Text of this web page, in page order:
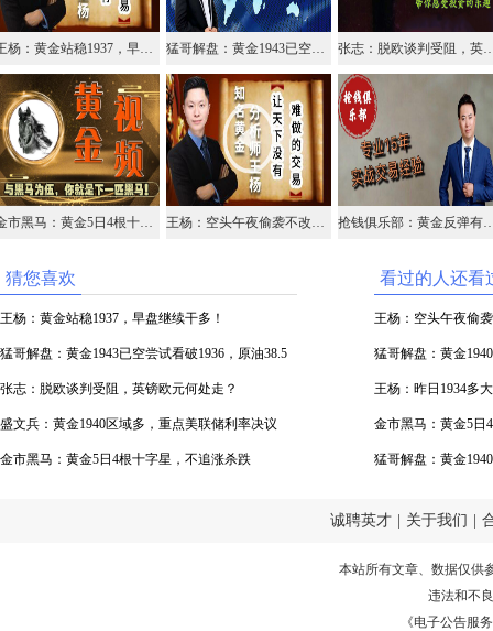
王杨：黄金站稳1937，早盘继续干多！ 猛哥解盘：黄金1943已空尝试看破1936，原油38.5再空 张志：脱欧谈判受阻
金市黑马：黄金5日4根十字星，不追涨杀跌 王杨：空头午夜偷袭不改反弹上行，黄金早盘1940多！ 抢钱俱乐部：黄金反弹有
猜您喜欢
王杨：黄金站稳1937，早盘继续干多！
猛哥解盘：黄金1943已空尝试看破1936，原油38.5
再空
张志：脱欧谈判受阻，英镑欧元何处走？
盛文兵：黄金1940区域多，重点美联储利率决议
金市黑马：黄金5日4根十字星，不追涨杀跌
看过的人还看
王杨：空头午夜偷
多！
猛哥解盘：黄金
38.5空
王杨：昨日1934多
多！
金市黑马：黄金5日
猛哥解盘：黄金
诚聘英才 关于我们
本站所有文章、数据仅供
违法和不
《电子公告服务